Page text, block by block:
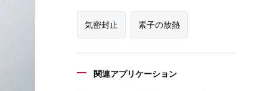
気密封止 素子の放熱
関連アプリケーション